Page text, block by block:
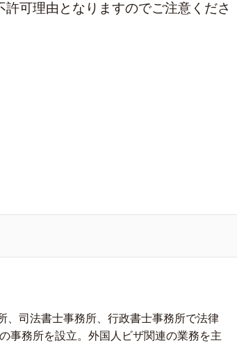
可理由となりますのでご注意くださ
、司法書士事務所、行政書士事務所で法律
事務所を設立。外国人ビザ関連の業務を主